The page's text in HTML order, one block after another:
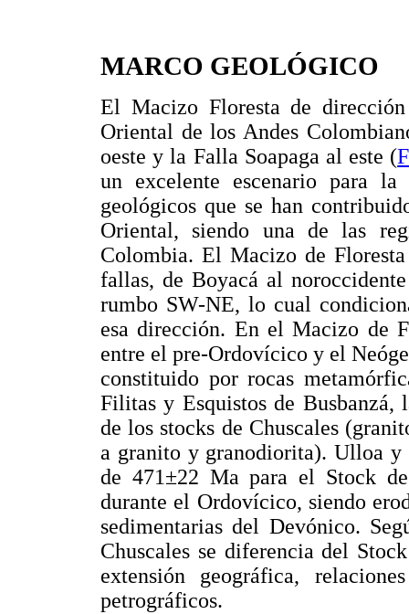
MARCO GEOLÓGICO
El Macizo Floresta de
Oriental de los Andes
oeste y la Falla Soapaga al este (
un excelente escenario para la
geológicos que se han
Oriental, siendo una de las
Colombia. El Macizo de
fallas, de Boyacá al
rumbo SW-NE, lo cual
esa dirección. En el Macizo de
entre el pre-Ordovícico y el
constituido por rocas
Filitas y Esquistos de Busbanzá,
de los stocks de Chuscales
a granito y granodiorita). Ulloa y
de 471±22 Ma para el Stock
durante el Ordovícico, siendo
sedimentarias del Devónico.
Chuscales se diferencia del
extensión geográfica,
petrográficos.